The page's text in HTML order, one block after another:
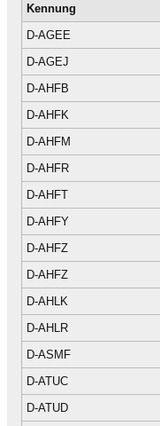
Kennung
D-AGEE
D-AGEJ
D-AHFB
D-AHFK
D-AHFM
D-AHFR
D-AHFT
D-AHFY
D-AHFZ
D-AHFZ
D-AHLK
D-AHLR
D-ASMF
D-ATUC
D-ATUD